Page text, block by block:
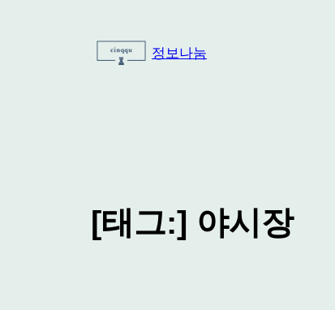
정보나눔
[태그:] 야시장